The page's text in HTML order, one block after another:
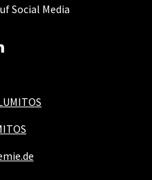
Social Media